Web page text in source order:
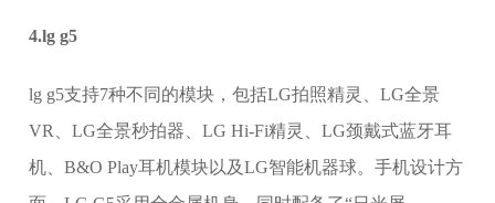
4.lg g5
lg g5支持7种不同的模块，包括LG拍照精灵、LG全景
VR、LG全景秒拍器、LG Hi-Fi精灵、LG颈戴式蓝牙耳
机、B&O Play耳机模块以及LG智能机器球。手机设计方